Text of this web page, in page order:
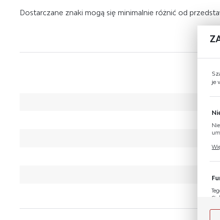
Dostarczane znaki mogą się minimalnie różnić od
je